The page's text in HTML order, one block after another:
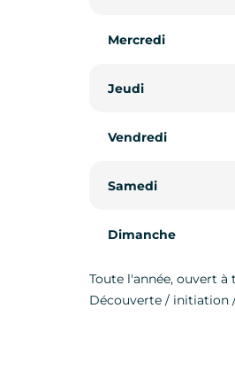
Mercredi
Jeudi
Vendredi
Samedi
Dimanche
Toute l'année, ouvert
Découverte / initiation